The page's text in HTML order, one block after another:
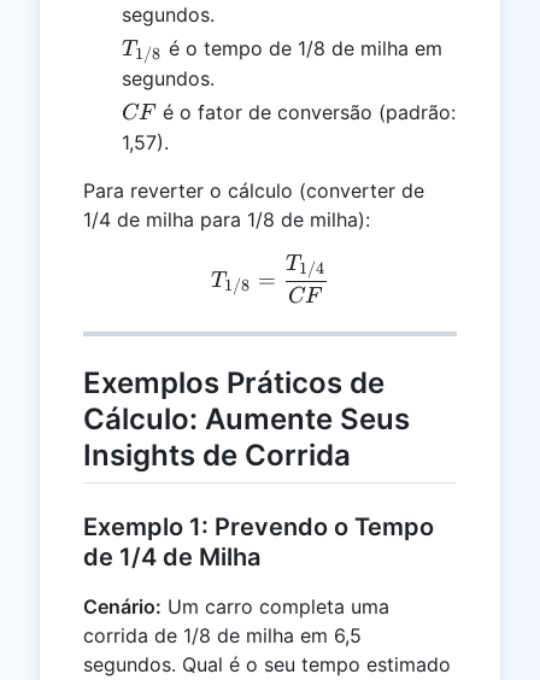
segundos.
T_{1/8}
T1/8 é o tempo de 1/8 de milha em
segundos.
CF
CF é o fator de conversão (padrão:
1,57).
Para reverter o cálculo (converter de
1/4 de milha para 1/8 de milha):
T_{1/8} = \frac{T_{1/
T1/8 =
CF
T1/4
Exemplos Práticos de
Cálculo: Aumente Seus
Insights de Corrida
Exemplo 1: Prevendo o Tempo
de 1/4 de Milha
Cenário: Um carro completa uma
corrida de 1/8 de milha em 6,5
segundos. Qual é o seu tempo estimado